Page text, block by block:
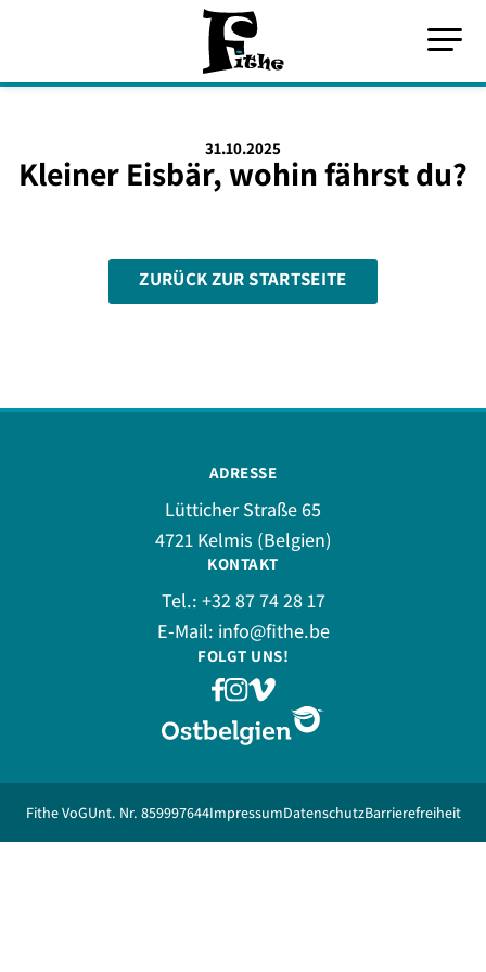
31.10.2025
Kleiner Eisbär, wohin fährst du?
ZURÜCK ZUR STARTSEITE
ADRESSE
Lütticher Straße 65
4721 Kelmis (Belgien)
KONTAKT
Tel.: +32 87 74 28 17
E-Mail: info@fithe.be
FOLGT UNS!
Fithe VoGUnt. Nr. 859997644ImpressumDatenschutzBarrierefreiheit